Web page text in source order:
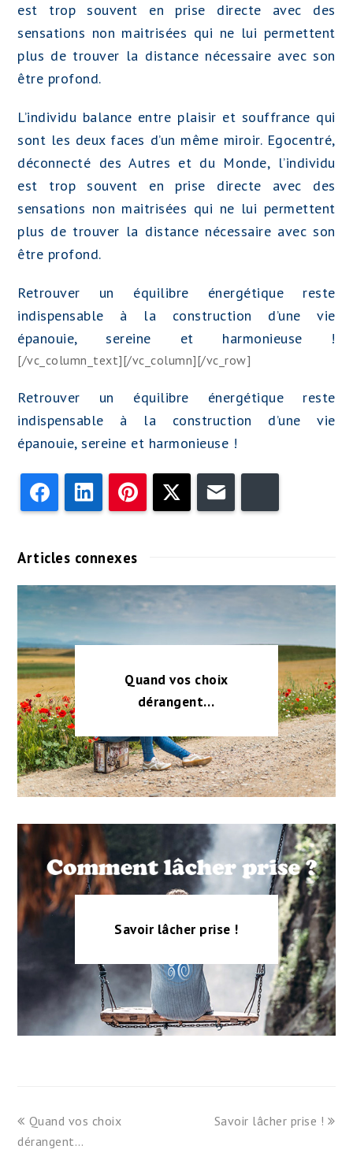
est trop souvent en prise directe avec des
sensations non maitrisées qui ne lui permettent
plus de trouver la distance nécessaire avec son
être profond.
L’individu balance entre plaisir et souffrance qui
sont les deux faces d’un même miroir. Egocentré,
déconnecté des Autres et du Monde, l’individu
est trop souvent en prise directe avec des
sensations non maitrisées qui ne lui permettent
plus de trouver la distance nécessaire avec son
être profond.
Retrouver un équilibre énergétique reste
indispensable à la construction d’une vie
épanouie, sereine et harmonieuse !
[/vc_column_text][/vc_column][/vc_row]
Retrouver un équilibre énergétique reste
indispensable à la construction d’une vie
épanouie, sereine et harmonieuse !
FacebookLinkedIn PinterestTwitter
Articles connexes
Quand vos choix
dérangent…
Savoir lâcher prise !
previous
post:
Quand vos choix
dérangent…
next
Savoir lâcher prise !